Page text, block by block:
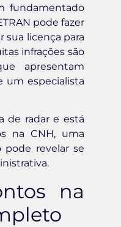
fundamentado
pode fazer
sua licença para
infrações são
apresentam
um especialista
de radar e está
na CNH, uma
pode revelar se
na